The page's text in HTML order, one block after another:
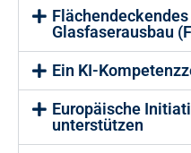
Flächendeckendes
Glasfaserausbau
Ein KI-
Europäische
unterstützen